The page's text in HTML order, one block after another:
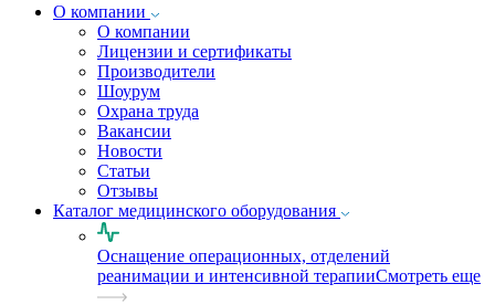
О компании
О компании
Лицензии и сертификаты
Производители
Шоурум
Охрана труда
Вакансии
Новости
Статьи
Отзывы
Каталог медицинского оборудования
Оснащение операционных, отделений
реанимации и интенсивной терапииСмотреть еще